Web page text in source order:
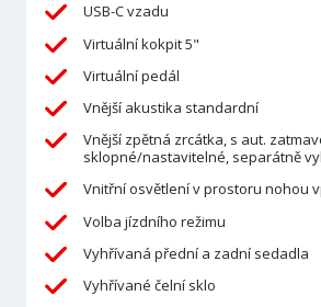
USB-C vzadu
Virtuální kokpit 5"
Virtuální pedál
Vnější akustika standardní
Vnější zpětná zrcátka, s aut.
sklopné/nastavitelné, separátně
Vnitřní osvětlení v prostoru nohou
Volba jízdního režimu
Vyhřívaná přední a zadní sedadla
Vyhřívané čelní sklo